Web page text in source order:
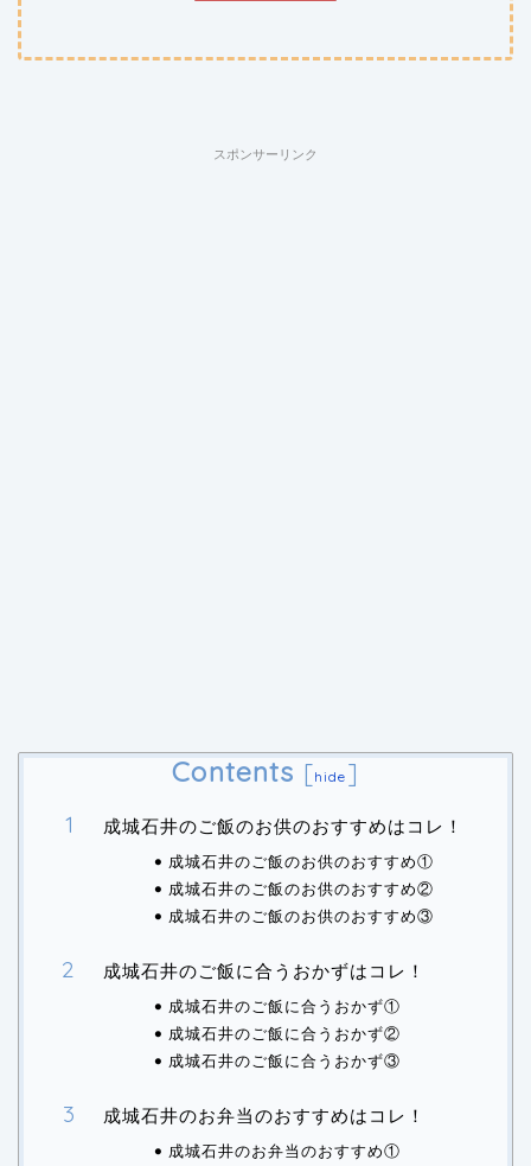
スポンサーリンク
Contents [hide ]
成城石井のご飯のお供のおすすめはコレ！
成城石井のご飯のお供のおすすめ①
成城石井のご飯のお供のおすすめ②
成城石井のご飯のお供のおすすめ③
成城石井のご飯に合うおかずはコレ！
成城石井のご飯に合うおかず①
成城石井のご飯に合うおかず②
成城石井のご飯に合うおかず③
成城石井のお弁当のおすすめはコレ！
成城石井のお弁当のおすすめ①